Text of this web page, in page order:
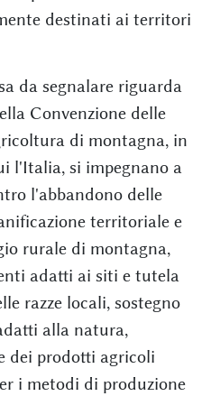
destinati ai territori
da segnalare riguarda
Convenzione delle
di montagna, in
l'Italia, si impegnano a
l'abbandono delle
territoriale e
rurale di montagna,
adatti ai siti e tutela
razze locali, sostegno
alla natura,
dei prodotti agricoli
i metodi di produzione